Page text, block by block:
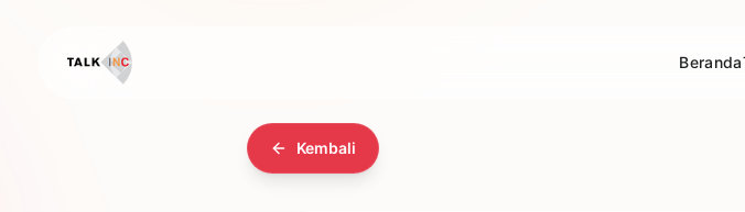
Beranda
Kembali